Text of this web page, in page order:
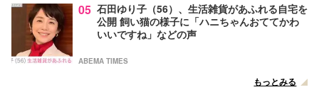
05 石田ゆり子（56）、生活雑貨があふれる自宅を
公開 飼い猫の様子に「ハニちゃんおててかわ
いいですね」などの声
ABEMA TIMES
もっとみる